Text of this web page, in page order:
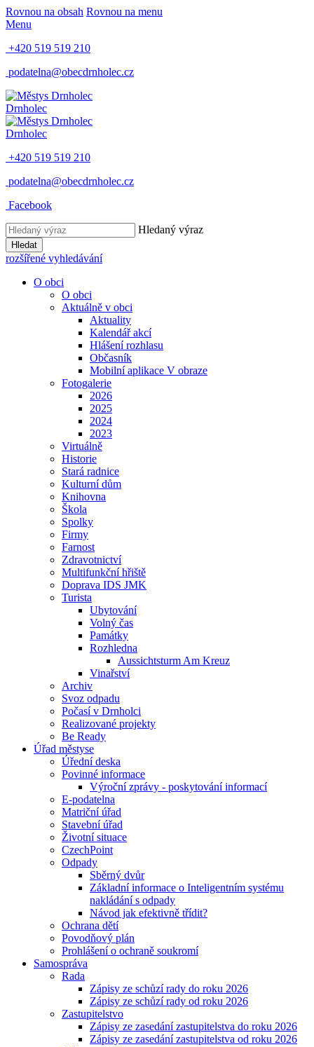
Rovnou na obsah Rovnou na menu
Menu
+420 519 519 210
podatelna@obecdrnholec.cz
Drnholec
Drnholec
+420 519 519 210
podatelna@obecdrnholec.cz
Facebook
Hledaný výraz
Hledat
rozšířené vyhledávání
O obci
O obci
Aktuálně v obci
Aktuality
Kalendář akcí
Hlášení rozhlasu
Občasník
Mobilní aplikace V obraze
Fotogalerie
2026
2025
2024
2023
Virtuálně
Historie
Stará radnice
Kulturní dům
Knihovna
Škola
Spolky
Firmy
Farnost
Zdravotnictví
Multifunkční hřiště
Doprava IDS JMK
Turista
Ubytování
Volný čas
Památky
Rozhledna
Aussichtsturm Am Kreuz
Vinařství
Archiv
Svoz odpadu
Počasí v Drnholci
Realizované projekty
Be Ready
Úřad městyse
Úřední deska
Povinné informace
Výroční zprávy - poskytování informací
E-podatelna
Matriční úřad
Stavební úřad
Životní situace
CzechPoint
Odpady
Sběrný dvůr
Základní informace o Inteligentním systému
nakládání s odpady
Návod jak efektivně třídit?
Ochrana dětí
Povodňový plán
Prohlášení o ochraně soukromí
Samospráva
Rada
Zápisy ze schůzí rady do roku 2026
Zápisy ze schůzí rady od roku 2026
Zastupitelstvo
Zápisy ze zasedání zastupitelstva do roku 2026
Zápisy ze zasedání zastupitelstva od roku 2026